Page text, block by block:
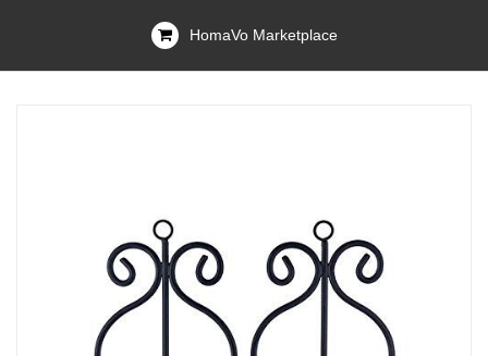
HomaVo Marketplace